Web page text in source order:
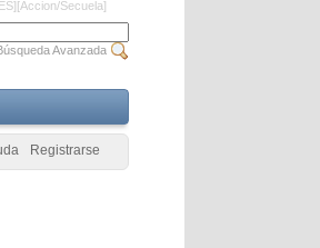
Secuela]
Avanzada
Registrarse